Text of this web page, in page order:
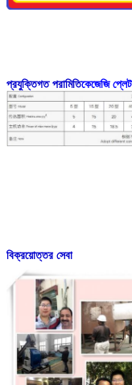
প্রযুক্তিগত পরামিতিকেজেজি
বিক্রয়োত্তর সেবা